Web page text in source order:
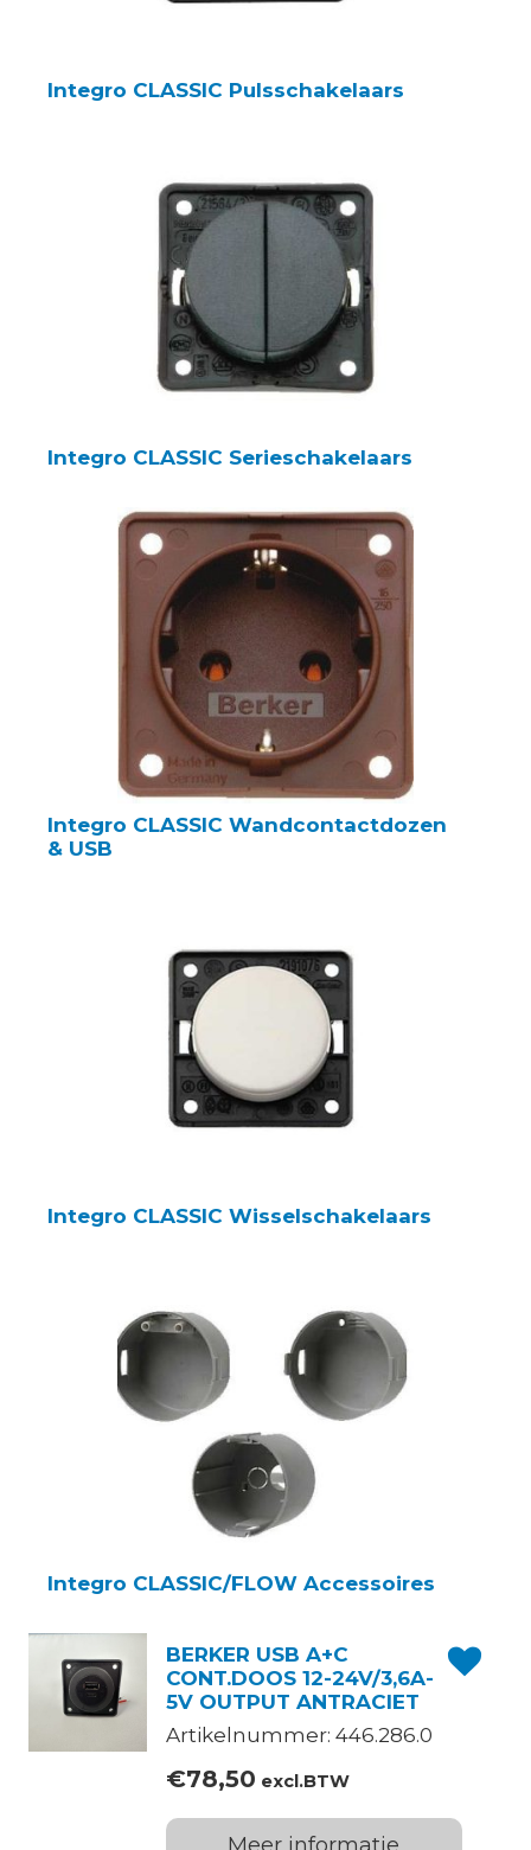
Integro CLASSIC Pulsschakelaars
Integro CLASSIC Serieschakelaars
Integro CLASSIC Wandcontactdozen
& USB
Integro CLASSIC Wisselschakelaars
Integro CLASSIC/FLOW Accessoires
BERKER USB A+C
CONT.DOOS 12-24V/3,6A-
5V OUTPUT ANTRACIET
Artikelnummer: 446.286.0
€78,50 excl.BTW